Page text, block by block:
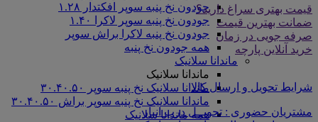
جودون نخ پنبه سوپر افکتدار ۱.۲۸
جودون نخ پنبه سوپر لاکرا ۱.۴۰
جودون نخ پنبه لاکرا براش سوپر
همه جودون نخ پنبه
ماندانا سلانیک
ماندانا سلانیک
ماندانا سلانیک نخ پنبه سوپر ۳۰.۴۰.۵۰
ماندانا سلانیک نخ پنبه سوپر براش ۳۰.۴۰.۵۰
همه ماندانا سلانیک
قیمت بهتری سراغ دارید؟
ضمانت بهترین قیمت
صرفه جویی در زمان
خرید آنلاین پارچه
شرایط تحویل و ارسال کالا
مشتریان حضوری : تحویــل درب انبار